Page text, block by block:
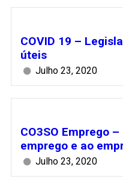
COVID 19 –
úteis
Julho 23, 2020
CO3SO Emprego
emprego e ao
Julho 23, 2020